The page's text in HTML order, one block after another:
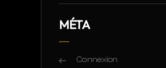
MÉTA
Connexion